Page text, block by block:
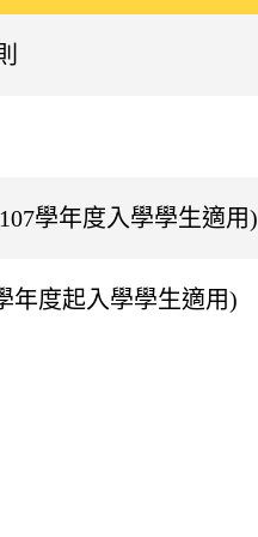
學年度入學學生適用)
年度起入學學生適用)